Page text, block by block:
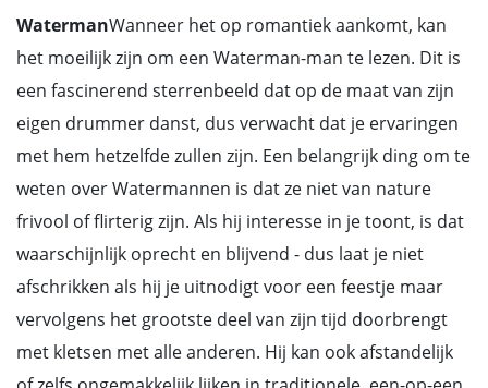
WatermanWanneer het op romantiek aankomt, kan
het moeilijk zijn om een Waterman-man te lezen. Dit is
een fascinerend sterrenbeeld dat op de maat van zijn
eigen drummer danst, dus verwacht dat je ervaringen
met hem hetzelfde zullen zijn. Een belangrijk ding om te
weten over Watermannen is dat ze niet van nature
frivool of flirterig zijn. Als hij interesse in je toont, is dat
waarschijnlijk oprecht en blijvend - dus laat je niet
afschrikken als hij je uitnodigt voor een feestje maar
vervolgens het grootste deel van zijn tijd doorbrengt
met kletsen met alle anderen. Hij kan ook afstandelijk